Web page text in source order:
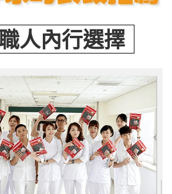
人內行選擇